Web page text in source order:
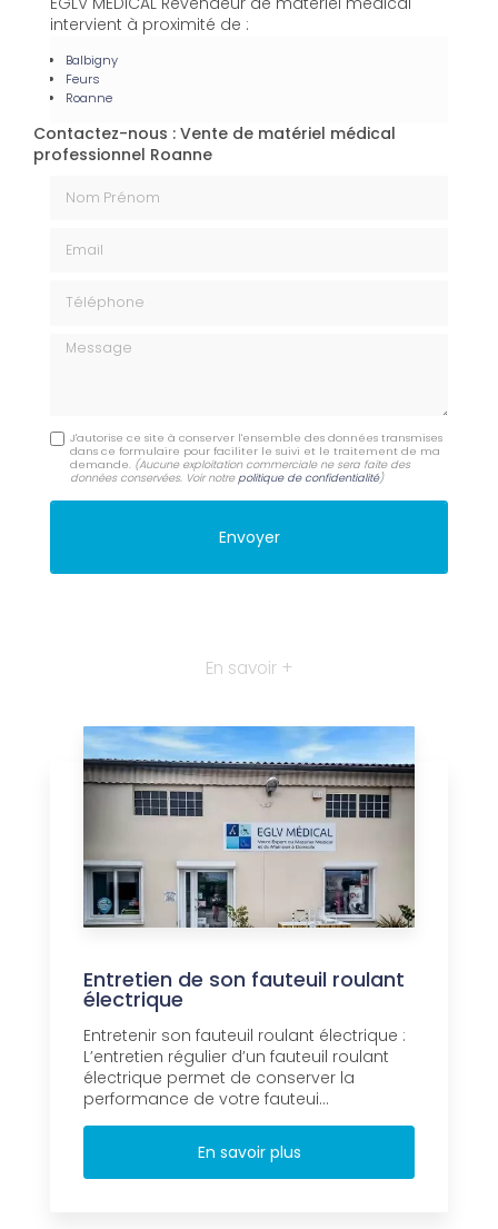
intervient à proximité de :
Balbigny
Feurs
Roanne
Contactez-nous : Vente de matériel médical
professionnel Roanne
Message
J'autorise ce site à conserver l'ensemble des données transmises
dans ce formulaire pour faciliter le suivi et le traitement de ma
demande. (Aucune exploitation commerciale ne sera faite des
données conservées. Voir notre politique de confidentialité)
En savoir +
Entretien de son fauteuil roulant
électrique
Entretenir son fauteuil roulant électrique :
L’entretien régulier d’un fauteuil roulant
électrique permet de conserver la
performance de votre fauteui...
En savoir plus